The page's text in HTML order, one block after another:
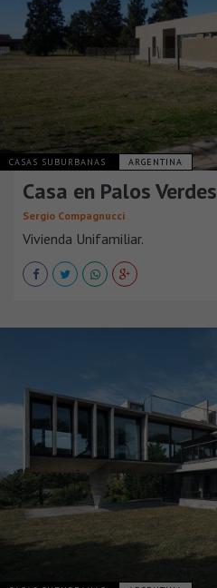
CASAS SUBURBANAS ARGENTINA
Casa en Palos Verdes
Sergio Compagnucci
Vivienda Unifamiliar.